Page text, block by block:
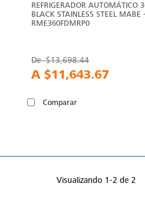
REFRIGERADOR AUTOMÁTICO
BLACK STAINLESS STEEL MABE -
RME360FDMRP0
De$13,698.44
A $11,643.67
Comparar
Visualizando 1-2 de 2